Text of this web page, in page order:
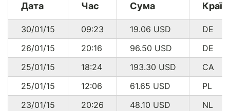
* 469.48 USD еквівалент 21 012.94 грн. за курсом
$0.30
Дата Час Сума
30/01/15 09:23 19.06 USD
DE
26/01/15
20:16 96.50 USD
DE
25/01/15
18:24 193.30 USD
CA
25/01/15
12:06 61.65 USD
PL
23/01/15
20:26 48.10 USD
NL